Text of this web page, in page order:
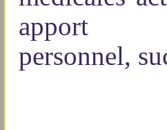
apport
personnel,